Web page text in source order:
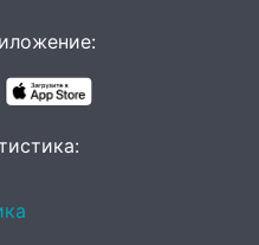
на 7 августа в
флота